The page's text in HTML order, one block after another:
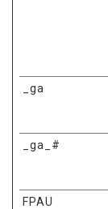
_ga
_ga_#
FPAU